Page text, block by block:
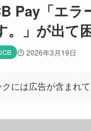
Pay「エラ
。」が出て
2026年3月19日
には広告が含まれて